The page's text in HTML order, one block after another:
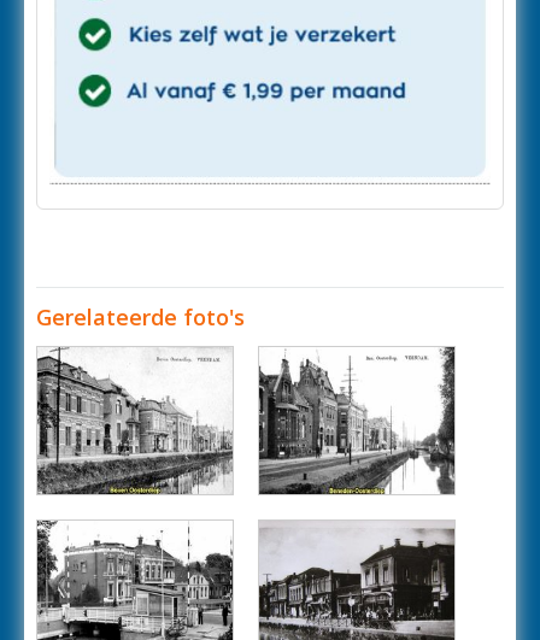
Gerelateerde foto's